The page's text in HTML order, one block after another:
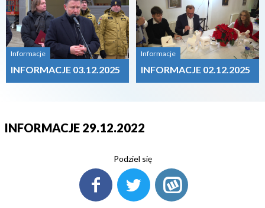
Informacje
INFORMACJE 03.12.2025
Informacje
INFORMACJE 02.12.2025
INFORMACJE 29.12.2022
Podziel się